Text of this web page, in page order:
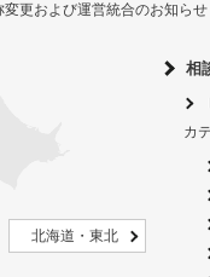
更および運営統合のお知らせ
北海道・東北
相
カ